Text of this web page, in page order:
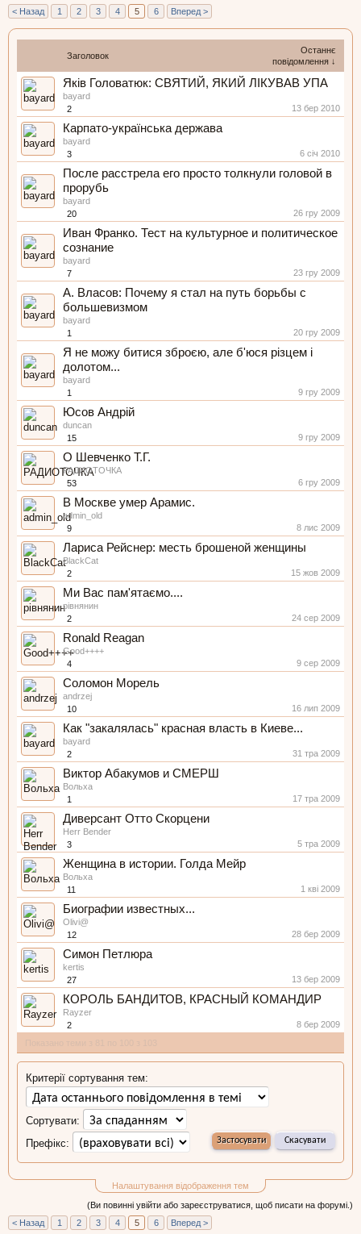
< Назад 1 2 3 4 5 6 Вперед >
Заголовок
Останнє
повідомлення ↓
Яків Головатюк: СВЯТИЙ, ЯКИЙ ЛІКУВАВ УПА
bayard
2
13 бер 2010
Карпато-українська держава
bayard
3
6 січ 2010
После расстрела его просто толкнули головой в
прорубь
bayard
20
26 гру 2009
Иван Франко. Тест на культурное и политическое
сознание
bayard
7
23 гру 2009
А. Власов: Почему я стал на путь борьбы с
большевизмом
bayard
1
20 гру 2009
Я не можу битися зброєю, але б'юся різцем і
долотом...
bayard
1
9 гру 2009
Юсов Андрій
duncan
15
9 гру 2009
О Шевченко Т.Г.
РАДИОТОЧКА
53
6 гру 2009
В Москве умер Арамис.
admin_old
9
8 лис 2009
Лариса Рейснер: месть брошеной женщины
BlackCat
2
15 жов 2009
Ми Вас пам'ятаємо....
рівнянин
2
24 сер 2009
Ronald Reagan
Good++++
4
9 сер 2009
Соломон Морель
andrzej
10
16 лип 2009
Как "закалялась" красная власть в Киеве...
bayard
2
31 тра 2009
Виктор Абакумов и СМЕРШ
Вольха
1
17 тра 2009
Диверсант Отто Скорцени
Herr Bender
3
5 тра 2009
Женщина в истории. Голда Мейр
Вольха
11
1 кві 2009
Биографии известных...
Olivi@
12
28 бер 2009
Симон Петлюра
kertis
27
13 бер 2009
КОРОЛЬ БАНДИТОВ, КРАСНЫЙ КОМАНДИР
Rayzer
2
8 бер 2009
Налаштування відображення тем
Критерії сортування тем:
Сортувати:
Префікс:
(Ви повинні увійти або зареєструватися, щоб писати на форумі.)
< Назад
1 2 3 4 5 6 Вперед >